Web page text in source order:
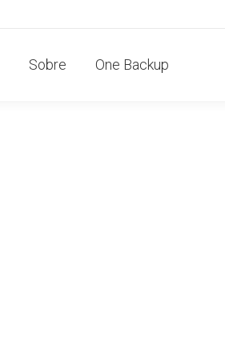
Sobre One Backup